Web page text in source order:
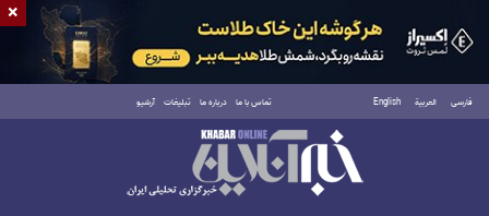
فارسی العربية English تماس با ما درباره ما تبلیغات آرشیو
یکشنبه ۱۸ مرداد ۱۴۰۵
×